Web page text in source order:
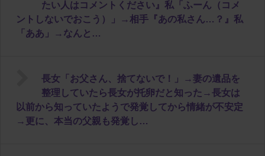
たい人はコメントください』私「ふーん（コメ
ントしないでおこう）」→相手『あの私さん…？』私
「ああ」→なんと…
長女「お父さん、捨てないで！」→妻の遺品を
整理していたら長女が托卵だと知った→長女は
以前から知っていたようで発覚してから情緒が不安定
→更に、本当の父親も発覚し…